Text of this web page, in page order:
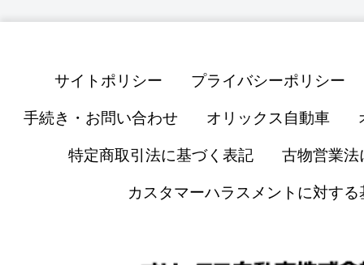
サイトポリシー プライバシーポリシー
手続き・お問い合わせ オリックス自動車
特定商取引法に基づく表記 古物営業法
カスタマーハラスメントに対する